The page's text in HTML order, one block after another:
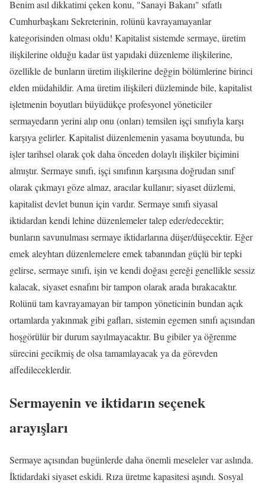
Benim asıl dikkatimi çeken konu, "Sanayi Bakanı" sıfatlı
Cumhurbaşkanı Sekreterinin, rolünü kavrayamayanlar
kategorisinden olması oldu! Kapitalist sistemde sermaye, üretim
ilişkilerine olduğu kadar üst yapıdaki düzenleme ilişkilerine,
özellikle de bunların üretim ilişkilerine değgin bölümlerine birinci
elden müdahildir. Ama üretim ilişkileri düzleminde bile, kapitalist
işletmenin boyutları büyüdükçe profesyonel yöneticiler
sermayedarın yerini alıp onu (onları) temsilen işçi sınıfıyla karşı
karşıya gelirler. Kapitalist düzenlemenin yasama boyutunda, bu
işler tarihsel olarak çok daha önceden dolaylı ilişkiler biçimini
almıştır. Sermaye sınıfı, işçi sınıfının karşısına doğrudan sınıf
olarak çıkmayı göze almaz, aracılar kullanır; siyaset düzlemi,
kapitalist devlet bunun için vardır. Sermaye sınıfı siyasal
iktidardan kendi lehine düzenlemeler talep eder/edecektir;
bunların savunulması sermaye iktidarlarına düşer/düşecektir. Eğer
emek aleyhtarı düzenlemelere emek tabanından güçlü bir tepki
gelirse, sermaye sınıfı, işin ve kendi doğası gereği genellikle sessiz
kalacak, siyaset esnafını bir tampon olarak arada bırakacaktır.
Rolünü tam kavrayamayan bir tampon yöneticinin bundan açık
ortamlarda yakınmak gibi gafları, sistemin egemen sınıfı açısından
hoşgörülür bir durum sayılmayacaktır. Bu gibiler ya öğrenme
sürecini gecikmiş de olsa tamamlayacak ya da görevden
affedileceklerdir.
Sermayenin ve iktidarın seçenek
arayışları
Sermaye açısından bugünlerde daha önemli meseleler var aslında.
İktidardaki siyaset eskidi. Rıza üretme kapasitesi aşındı. Sosyal